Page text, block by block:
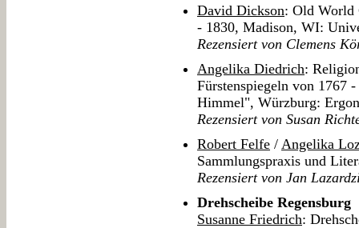
David Dickson: Old World
- 1830, Madison, WI:
Rezensiert von Clemens
Angelika Diedrich:
Fürstenspiegeln von 1767
Himmel", Würzburg:
Rezensiert von Susan
Robert Felfe / Angelika
Sammlungspraxis und
Rezensiert von Jan
Drehscheibe Regensburg
Susanne Friedrich: